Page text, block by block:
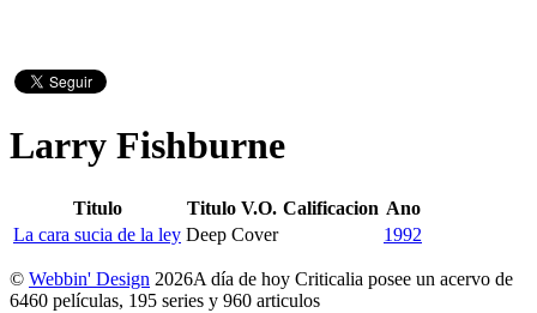
Larry Fishburne
Titulo Titulo V.O. Calificacion Ano
La cara sucia de la ley Deep Cover 1992
© Webbin' Design 2026A día de hoy Criticalia posee un acervo de
6460 películas, 195 series y 960 articulos